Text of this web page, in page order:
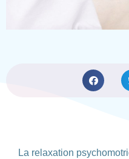
La relaxation